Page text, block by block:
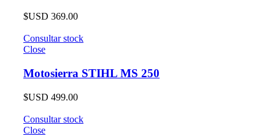
$USD 369.00
Consultar stock
Close
Motosierra STIHL MS 250
$USD 499.00
Consultar stock
Close